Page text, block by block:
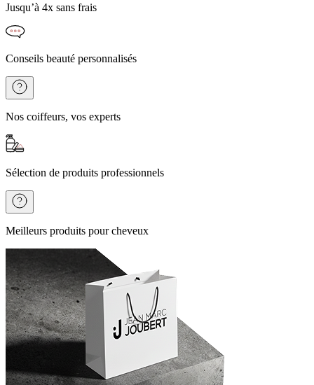
Jusqu’à 4x sans frais
Conseils beauté personnalisés
Nos coiffeurs, vos experts
Sélection de produits professionnels
Meilleurs produits pour cheveux